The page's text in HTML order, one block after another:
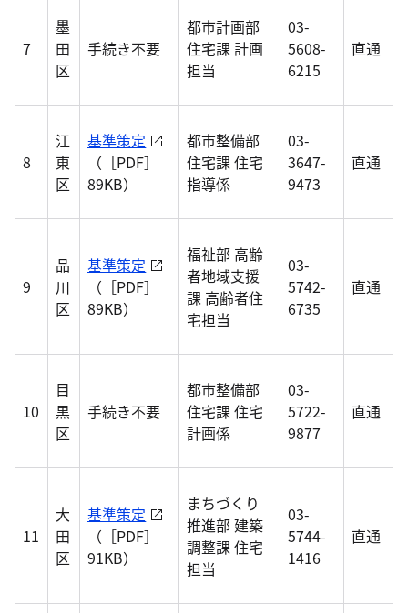
7
墨
田
区
手続き不要
都市計画部
住宅課 計画
担当
03-
5608-
6215
直通
8
江
東
区
基準策定
（［PDF］
89KB）
都市整備部
住宅課 住宅
指導係
03-
3647-
9473
直通
9
品
川
区
基準策定
（［PDF］
89KB）
福祉部 高齢
者地域支援
課 高齢者住
宅担当
03-
5742-
6735
直通
10
目
黒
区
手続き不要
都市整備部
住宅課 住宅
計画係
03-
5722-
9877
直通
11
大
田
区
基準策定
（［PDF］
91KB）
まちづくり
推進部 建築
調整課 住宅
担当
03-
5744-
1416
直通